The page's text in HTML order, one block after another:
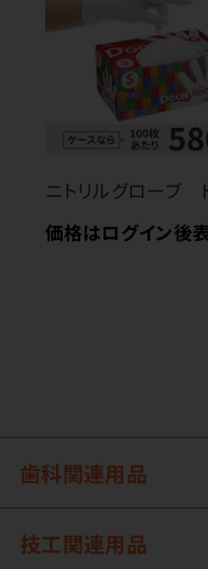
ニトリルグローブ
価格はログイン後
歯科関連用品
技工関連用品